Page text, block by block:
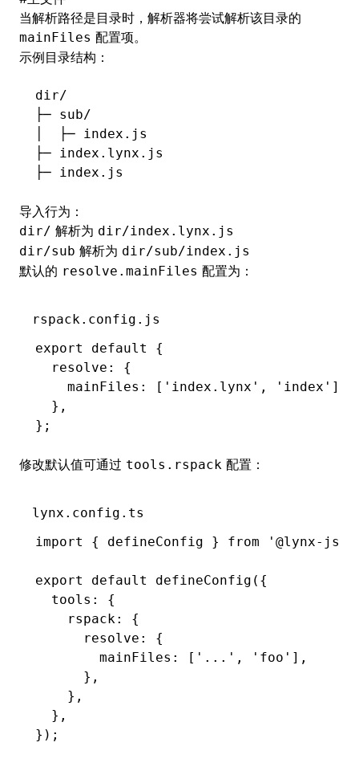
当解析路径是目录时，解析器将尝试解析该目录的
mainFiles 配置项。
示例目录结构：
dir/
├─ sub/
│  ├─ index.js
├─ index.lynx.js
├─ index.js
导入行为：
dir/ 解析为 dir/index.lynx.js
dir/sub 解析为 dir/sub/index.js
默认的 resolve.mainFiles 配置为：
rspack.config.js
export
default
{
  resolve
:
{
    mainFiles
: [ 'index.lynx' , 'index' ]
  }
,
};
修改默认值可通过 tools.rspack 配置：
lynx.config.ts
import
{ defineConfig } from '@lynx-js/
export default defineConfig ({
  tools
:
{
    rspack
:
{
      resolve
:
{
        mainFiles
: [ '...' , 'foo' ] ,
      }
,
    }
,
  }
,
});